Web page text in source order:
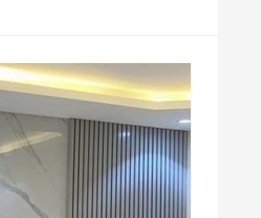
تركيب
ألواح
بديل
الرخام
بجدة
أفضل
الأسعار